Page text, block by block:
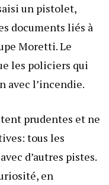
un pistolet,
documents liés à
Moretti. Le
les policiers qui
avec l’incendie.
prudentes et ne
tous les
d’autres pistes.
en